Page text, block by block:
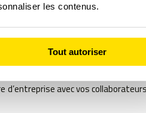
les contenus.
Tout autoriser
DISPOSITION
d’entreprise avec vos